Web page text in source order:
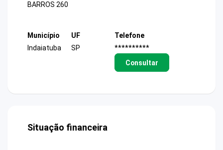
BARROS 260
Município
Indaiatuba
UF
SP
Telefone
**********
Consultar
Situação financeira